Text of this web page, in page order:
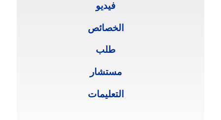
فيديو
الخصائص
طلب
مستشار
التعليمات